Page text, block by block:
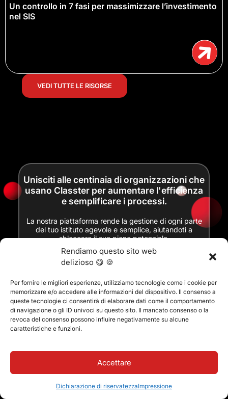
Rendiamo questo sito web
delizioso 😋 🍪
Per fornire le migliori esperienze, utilizziamo tecnologie come i cookie per
memorizzare e/o accedere alle informazioni del dispositivo. Il consenso a
queste tecnologie ci consentirà di elaborare dati come il comportamento
di navigazione o gli ID univoci su questo sito. Il mancato consenso o la
revoca del consenso possono influire negativamente su alcune
caratteristiche e funzioni.
Accettare
Dichiarazione di riservatezzaImpressione
Un controllo in 7 fasi per massimizzare l’investimento
nel SIS
VEDI TUTTE LE RISORSE
Unisciti alle centinaia di organizzazioni che
usano Classter per aumentare l'efficienza
e semplificare i processi.
La nostra piattaforma rende la gestione di ogni parte
del tuo istituto agevole e semplice, aiutandoti a
sbloccare il suo pieno potenziale.
Siamo qui per aiutarti a iniziare.
VEDERLO DAL VIVO